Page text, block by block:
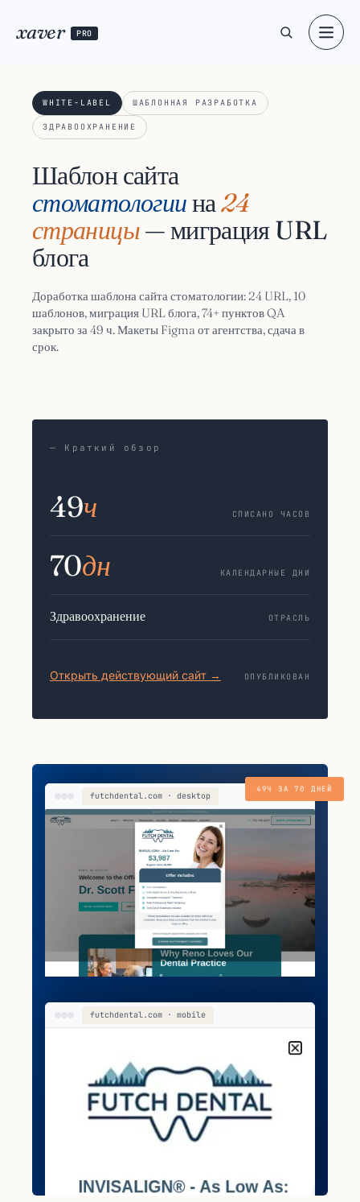
xaver PRO
WHITE-LABEL ШАБЛОННАЯ РАЗРАБОТКА
ЗДРАВООХРАНЕНИЕ
Шаблон сайта
стоматологиина24
страницы— миграция URL
блога
Доработка шаблона сайта стоматологии: 24 URL, 10
шаблонов, миграция URL блога, 74+ пунктов QA
закрыто за 49 ч. Макеты Figma от агентства, сдача в
срок.
— Краткий обзор
49ч СПИСАНО ЧАСОВ
70дн КАЛЕНДАРНЫЕ ДНИ
Здравоохранение ОТРАСЛЬ
Открыть действующий сайт → ОПУБЛИКОВАН
49Ч ЗА 70 ДНЕЙ
futchdental.com · desktop
futchdental.com · mobile